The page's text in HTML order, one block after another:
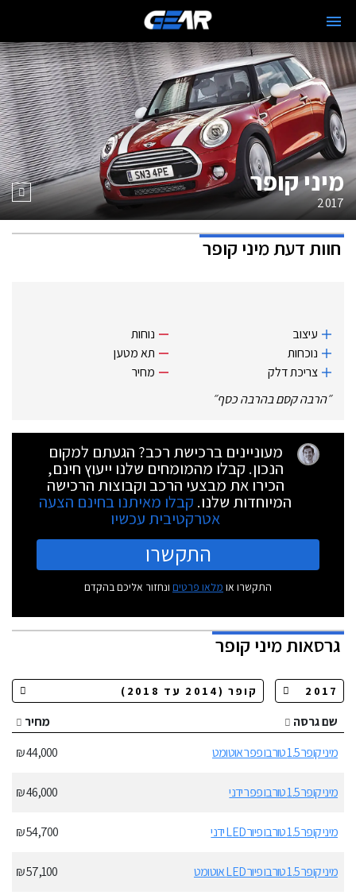
מיני קופר
2017
חוות דעתמיני קופר
עיצוב
נוכחות
צריכת דלק
נוחות
תא מטען
מחיר
״הרבה קסם בהרבה כסף״
מעוניינים ברכישת רכב? הגעתם למקום
הנכון. קבלו מהמומחים שלנו ייעוץ חינם,
הכירו את מבצעי הרכב וקבוצות הרכישה
המיוחדות שלנו. קבלו מאיתנו בחינם הצעה
אטרקטיבית עכשיו
התקשרו
התקשרו או מלאו פרטים ונחזור אליכם בהקדם
גרסאותמיני קופר
שם גרסה
מחיר
מיני קופר 1.5 טורבו פפר אוטומט
44,000 ₪
מיני קופר 1.5 טורבו פפר ידני 46,000 ₪
מיני קופר 1.5 טורבו פיור LED ידני 54,700 ₪
מיני קופר 1.5 טורבו פיור LED אוטומט
57,100 ₪